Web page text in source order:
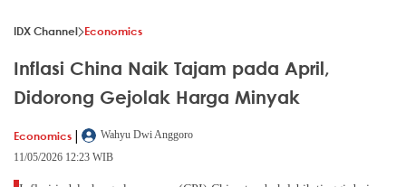
IDX Channel Economics
Inflasi China Naik Tajam pada April,
Didorong Gejolak Harga Minyak
Economics |
Wahyu Dwi Anggoro
11/05/2026 12:23 WIB